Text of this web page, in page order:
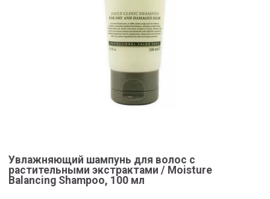
Увлажняющий шампунь для волос с
растительными экстрактами / Moisture
Balancing Shampoo, 100 мл